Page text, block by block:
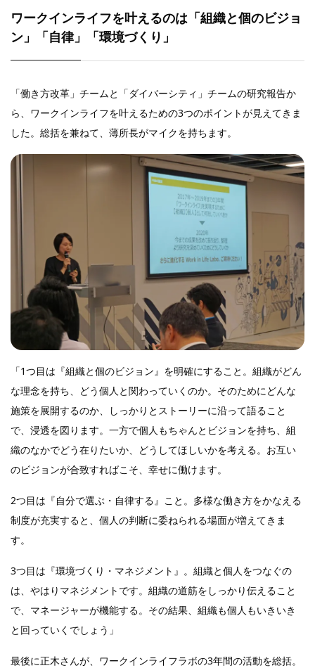
ワークインライフを叶えるのは「組織と個のビジョ
ン」「自律」「環境づくり」
「働き方改革」チームと「ダイバーシティ」チームの研究報告か
ら、ワークインライフを叶えるための3つのポイントが見えてきま
した。総括を兼ねて、薄所長がマイクを持ちます。
「1つ目は『組織と個のビジョン』を明確にすること。組織がどん
な理念を持ち、どう個人と関わっていくのか。そのためにどんな
施策を展開するのか、しっかりとストーリーに沿って語ること
で、浸透を図ります。一方で個人もちゃんとビジョンを持ち、組
織のなかでどう在りたいか、どうしてほしいかを考える。お互い
のビジョンが合致すればこそ、幸せに働けます。
2つ目は『自分で選ぶ・自律する』こと。多様な働き方をかなえる
制度が充実すると、個人の判断に委ねられる場面が増えてきま
す。
3つ目は『環境づくり・マネジメント』。組織と個人をつなぐの
は、やはりマネジメントです。組織の道筋をしっかり伝えること
で、マネージャーが機能する。その結果、組織も個人もいきいき
と回っていくでしょう」
最後に正木さんが、ワークインライフラボの3年間の活動を総括。